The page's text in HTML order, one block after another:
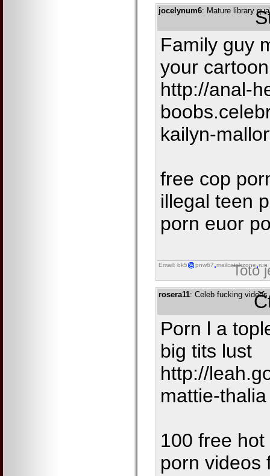
jocelynum6: Mature library
Family guy
your
http://anal-
kailyn-
free cop
illegal teen
porn euor
Email: bk5 pnw67 mailcatchzone run
Toto
rosera11: Celeb fucking
Porn l a
big tits lust
http://
mattie-thalia
100 free
porn videos